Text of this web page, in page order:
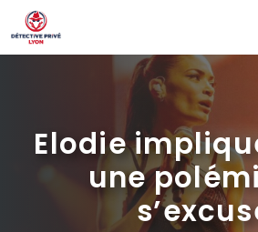
Aller
au
contenu
Elodie
une